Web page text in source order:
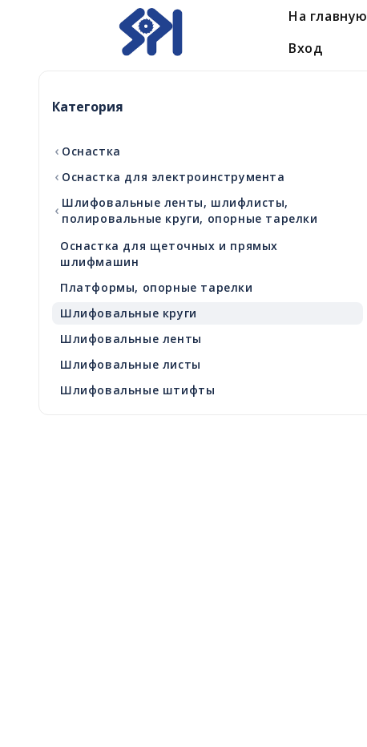
На главную
Вход
Категория
‹ Оснастка
‹ Оснастка для электроинструмента
‹ Шлифовальные ленты, шлифлисты,
полировальные круги, опорные тарелки
Оснастка для щеточных и прямых
шлифмашин
Платформы, опорные тарелки
Шлифовальные круги
Шлифовальные ленты
Шлифовальные листы
Шлифовальные штифты